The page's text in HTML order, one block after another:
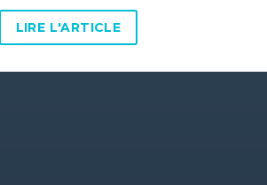
LIRE L'ARTICLE